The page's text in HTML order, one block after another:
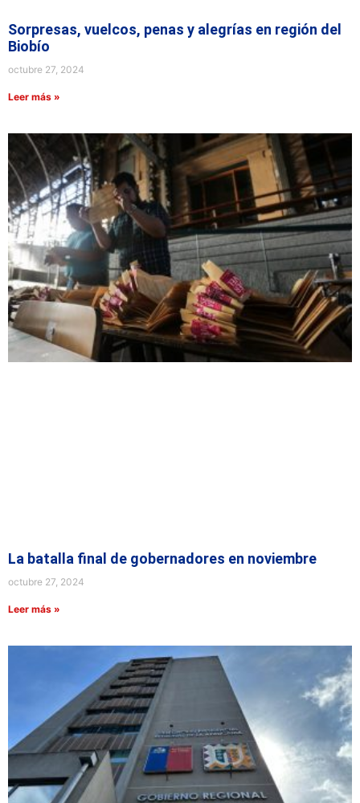
Sorpresas, vuelcos, penas y alegrías en región del
Biobío
octubre 27, 2024
Leer más »
La batalla final de gobernadores en noviembre
octubre 27, 2024
Leer más »